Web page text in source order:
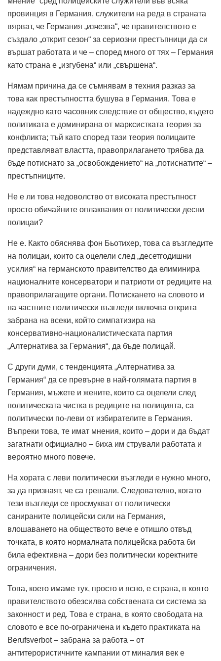
провинция в Германия, служители на реда в страната
вярват, че Германия „изчезва“, че правителството е
създало „открит сезон“ за сериозни престъпници да си
вършат работата и че – според много от тях – Германия
като страна е „изгубена“ или „свършена“.
Нямам причина да се съмнявам в техния разказ за
това как престъпността бушува в Германия. Това е
надеждно като часовник следствие от общество, където
политиката е доминирана от марксистката теория за
конфликта; тъй като според тази теория полицаите
представляват властта, правоприлагането трябва да
бъде потиснато за „освобождението“ на „потиснатите“ –
престъпниците.
Не е ли това недоволство от високата престъпност
просто обичайните оплаквания от политически десни
полицаи?
Не е. Както обяснява фон Бьотихер, това са възгледите
на полицаи, които са оцелели след „десетгодишни
усилия“ на германското правителство да елиминира
националните консерватори и патриоти от редиците на
правоприлагащите органи. Потискането на словото и
на частните политически възгледи включва открита
забрана на всеки, който симпатизира на
консервативно-националистическата партия
„Алтернатива за Германия“, да бъде полицай.
С други думи, с тенденцията „Алтернатива за
Германия“ да се превърне в най-голямата партия в
Германия, мъжете и жените, които са оцелели след
политическата чистка в редиците на полицията, са
политически по-леви от избирателите в Германия.
Въпреки това, те имат мнения, които – дори и да бъдат
загатнати официално – биха им стрували работата и
вероятно много повече.
На хората с леви политически възгледи е нужно много,
за да признаят, че са грешали. Следователно, когато
тези възгледи се просмукват от политически
санираните полицейски сили на Германия,
влошаването на обществото вече е отишло отвъд
точката, в която нормалната полицейска работа би
била ефективна – дори без политически коректните
ограничения.
Това, което имаме тук, просто и ясно, е страна, в която
правителството обезсилва собствената си система за
законност и ред. Това е страна, в която свободата на
словото е все по-ограничена и където практиката на
Berufsverbot – забрана за работа – от
антитерористичните кампании от миналия век е